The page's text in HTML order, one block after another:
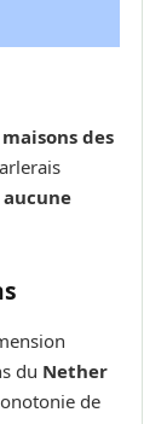
maisons des
aucune
du Nether
de